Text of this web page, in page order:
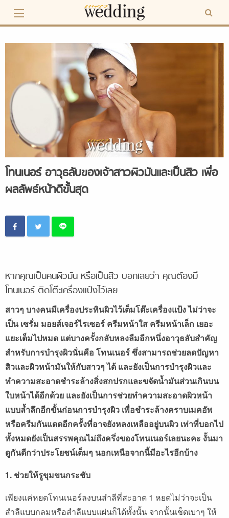
content
โทนเนอร์ อาวุธลับของเจ้าสาวผิวมันและเป็นสิว เพื่อ
ผลลัพธ์หน้าดีขั้นสุด
หากคุณเป็นคนผิวมัน หรือเป็นสิว บอกเลยว่า คุณต้องมี
โทนเนอร์ ติดโต๊ะเครื่องแป้งไว้เลย
สาวๆ บางคนมีเครื่องประทินผิวไว้เต็มโต๊ะเครื่องแป้ง ไม่ว่าจะ
เป็น เซรั่ม มอยส์เจอร์ไรเซอร์ ครีมหน้าใส ครีมหน้าเล็ก เยอะ
แยะเต็มไปหมด แต่บางครั้งกลับหลงลืมอีกหนึ่งอาวุธลับสำคัญ
สำหรับการบำรุงผิวนั่นคือ โทนเนอร์ ซึ่งสามารถช่วยลดปัญหา
สิวและผิวหน้ามันให้กับสาวๆ ได้ และยังเป็นการบำรุงผิวและ
ทำความสะอาดชำระล้างสิ่งสกปรกและขจัดน้ำมันส่วนเกินบน
ใบหน้าได้อีกด้วย และยังเป็นการช่วยทำความสะอาดผิวหน้า
แบบล้ำลึกอีกขั้นก่อนการบำรุงผิว เพื่อชำระล้างคราบเมคอัพ
หรือครีมกันแดดอีกครั้งที่อาจยังหลงเหลืออยู่บนผิว เท่าที่บอกไป
ทั้งหมดยังเป็นสรรพคุณไม่ถึงครึ่งของโทนเนอร์เลยนะคะ งั้นมา
ดูกันดีกว่าประโยชน์เต็มๆ นอกเหนือจากนี้มีอะไรอีกบ้าง
1. ช่วยให้รูขุมขนกระชับ
เพียงแค่หยดโทนเนอร์ลงบนสำลีที่สะอาด 1 หยดไม่ว่าจะเป็น
สำลีแบบกลมหรือสำลีแบบแผ่นก็ได้ทั้งนั้น จากนั้นเช็ดเบาๆ ให้